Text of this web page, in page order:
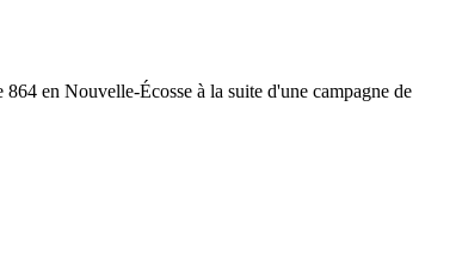
en Nouvelle-Écosse à la suite d'une campagne de